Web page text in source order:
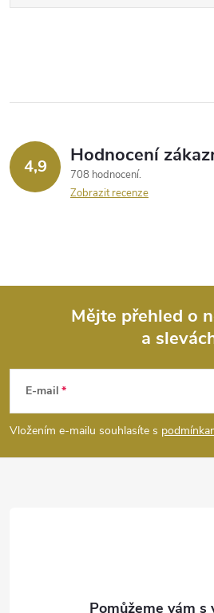
4,9 Hodnocení
708 hodnocení
Zobrazit recenze
p
a
Mějte přehled o
a
E-mail
Vložením e-mailu souhlasíte s